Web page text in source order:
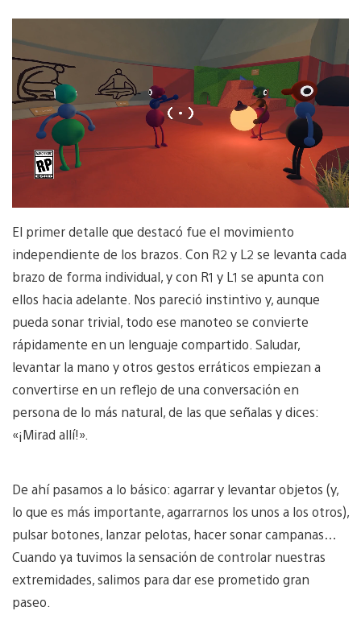
El primer detalle que destacó fue el movimiento
independiente de los brazos. Con R2 y L2 se levanta cada
brazo de forma individual, y con R1 y L1 se apunta con
ellos hacia adelante. Nos pareció instintivo y, aunque
pueda sonar trivial, todo ese manoteo se convierte
rápidamente en un lenguaje compartido. Saludar,
levantar la mano y otros gestos erráticos empiezan a
convertirse en un reflejo de una conversación en
persona de lo más natural, de las que señalas y dices:
«¡Mirad allí!».
De ahí pasamos a lo básico: agarrar y levantar objetos (y,
lo que es más importante, agarrarnos los unos a los otros),
pulsar botones, lanzar pelotas, hacer sonar campanas…
Cuando ya tuvimos la sensación de controlar nuestras
extremidades, salimos para dar ese prometido gran
paseo.